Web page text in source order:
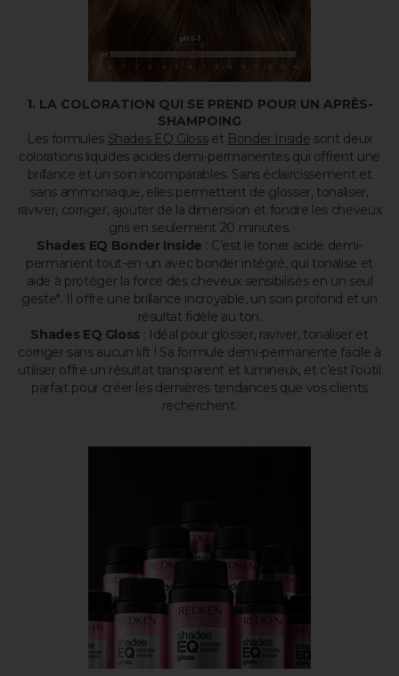
1. LA COLORATION QUI SE PREND POUR UN APRÈS-
SHAMPOING
Les formules Shades EQ Glosset Bonder Inside sont deux
colorations liquides acides demi-permanentes qui offrent une
brillance et un soin incomparables. Sans éclaircissement et
sans ammoniaque, elles permettent de glosser, tonaliser,
raviver, corriger, ajouter de la dimension et fondre les cheveux
gris en seulement 20 minutes.
Shades EQ Bonder Inside : C’est le toner acide demi-
permanent tout-en-un avec bonder intégré, qui tonalise et
aide à protéger la force des cheveux sensibilisés en un seul
geste*. Il offre une brillance incroyable, un soin profond et un
résultat fidèle au ton.
Shades EQ Gloss : Idéal pour glosser, raviver, tonaliser et
corriger sans aucun lift ! Sa formule demi-permanente facile à
utiliser offre un résultat transparent et lumineux, et c’est l’outil
parfait pour créer les dernières tendances que vos clients
recherchent.